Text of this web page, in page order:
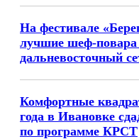
На фестивале
лучшие шеф-повара
дальневосточный
Комфортные
года в Ивановке
по программе КРСТ